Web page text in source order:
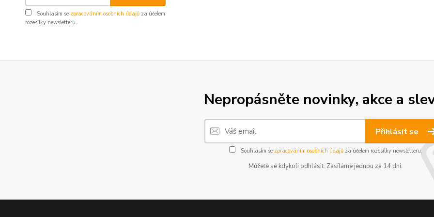
Souhlasím se zpracováním osobních údajů za účelem
rozesílky newsletteru.
Nepropásněte novinky, akce a
Přihlásit se
Souhlasím se zpracováním osobních údajůza účelem rozesílky newsletteru.
Můžete se kdykoli odhlásit. Zasíláme jednou za 14 dní.